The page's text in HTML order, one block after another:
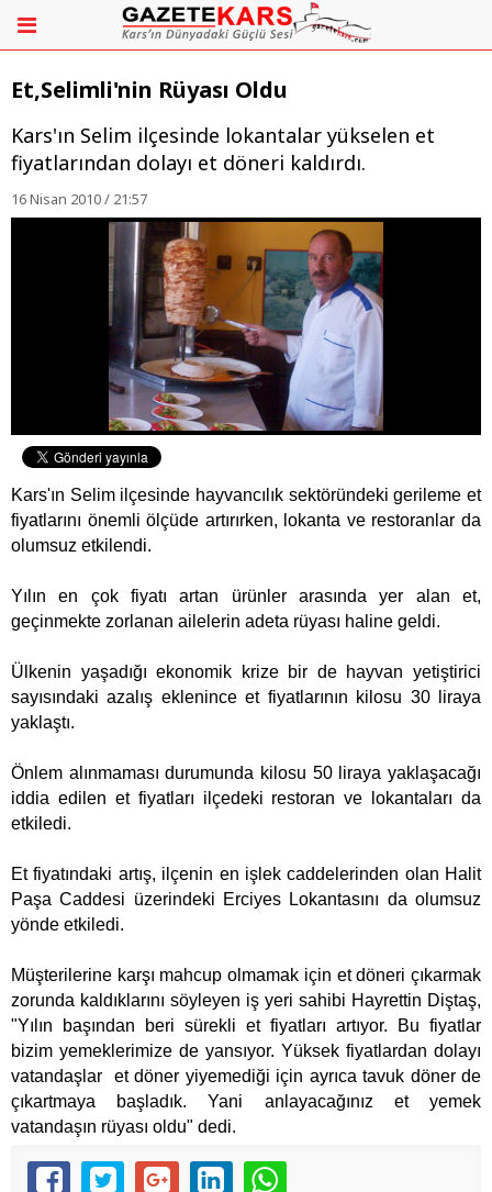
Et,Selimli'nin Rüyası Oldu
Kars'ın Selim ilçesinde lokantalar yükselen et
fiyatlarından dolayı et döneri kaldırdı.
16 Nisan 2010 / 21:57
Kars'ın Selim ilçesinde hayvancılık sektöründeki gerileme et
fiyatlarını önemli ölçüde artırırken, lokanta ve restoranlar da
olumsuz etkilendi.
Yılın en çok fiyatı artan ürünler arasında yer alan et,
geçinmekte zorlanan ailelerin adeta rüyası haline geldi.
Ülkenin yaşadığı ekonomik krize bir de hayvan yetiştirici
sayısındaki azalış eklenince et fiyatlarının kilosu 30 liraya
yaklaştı.
Önlem alınmaması durumunda kilosu 50 liraya yaklaşacağı
iddia edilen et fiyatları ilçedeki restoran ve lokantaları da
etkiledi.
Et fiyatındaki artış, ilçenin en işlek caddelerinden olan Halit
Paşa Caddesi üzerindeki Erciyes Lokantasını da olumsuz
yönde etkiledi.
Müşterilerine karşı mahcup olmamak için et döneri çıkarmak
zorunda kaldıklarını söyleyen iş yeri sahibi Hayrettin Diştaş,
"Yılın başından beri sürekli et fiyatları artıyor. Bu fiyatlar
bizim yemeklerimize de yansıyor. Yüksek fiyatlardan dolayı
vatandaşlar et döner yiyemediği için ayrıca tavuk döner de
çıkartmaya başladık. Yani anlayacağınız et yemek
vatandaşın rüyası oldu" dedi.